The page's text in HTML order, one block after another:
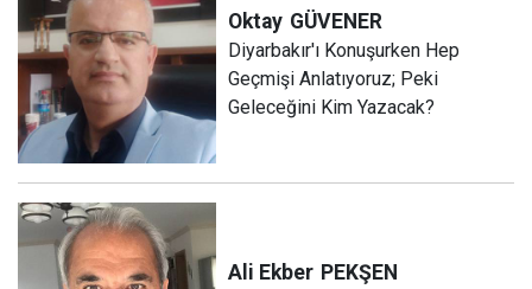
Oktay GÜVENER
Diyarbakır'ı Konuşurken Hep
Geçmişi Anlatıyoruz; Peki
Geleceğini Kim Yazacak?
Ali Ekber PEKŞEN